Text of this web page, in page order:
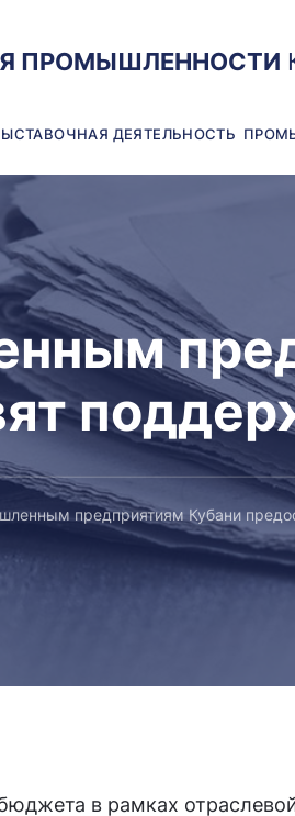
ПРОМЫШЛЕННОСТИ
ДЕЯТЕЛЬНОСТЬ
предприятиям Кубани
в рамках